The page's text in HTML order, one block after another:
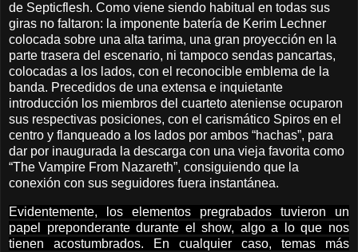
de Septicflesh. Como viene siendo habitual en todas sus
giras no faltaron: la imponente batería de Kerim Lechner
colocada sobre una alta tarima, una gran proyección en la
parte trasera del escenario, ni tampoco sendas pancartas,
colocadas a los lados, con el reconocible emblema de la
banda. Precedidos de una extensa e inquietante
introducción los miembros del cuarteto ateniense ocuparon
sus respectivas posiciones, con el carismático Spiros en el
centro y flanqueado a los lados por ambos “hachas”, para
dar por inaugurada la descarga con una vieja favorita como
“The Vampire From Nazareth”, consiguiendo que la
conexión con sus seguidores fuera instantánea.
Evidentemente, los elementos pregrabados tuvieron un
papel preponderante durante el show, algo a lo que nos
tienen acostumbrados. En cualquier caso, temas más